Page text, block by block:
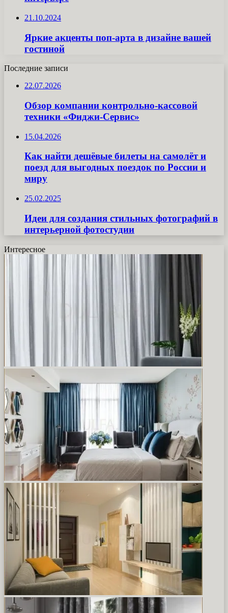
21.10.2024
Яркие акценты поп-арта в дизайне вашей
гостиной
Последние записи
22.07.2026
Обзор компании контрольно-кассовой
техники «Фиджи-Сервис»
15.04.2026
Как найти дешёвые билеты на самолёт и
поезд для выгодных поездок по России и
миру
25.02.2025
Идеи для создания стильных фотографий в
интерьерной фотостудии
Интересное